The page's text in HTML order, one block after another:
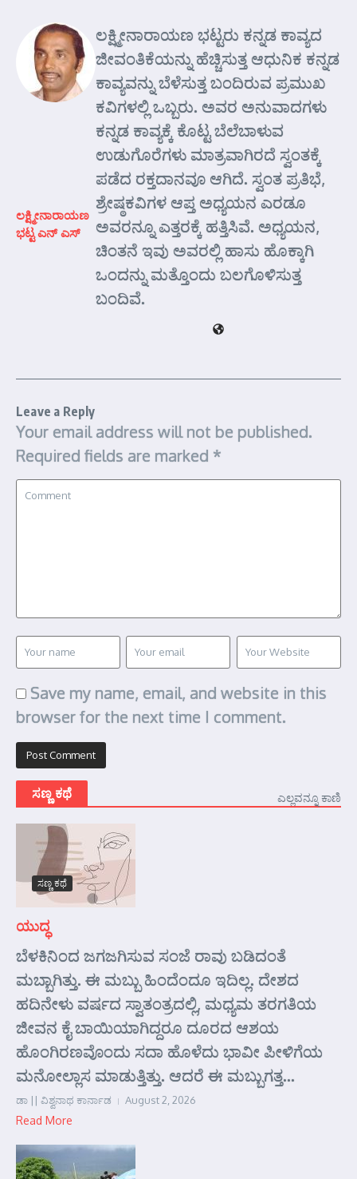
ಲಕ್ಷ್ಮೀನಾರಾಯಣ
ಭಟ್ಟ ಎನ್ ಎಸ್
ಲಕ್ಷ್ಮೀನಾರಾಯಣ ಭಟ್ಟರು ಕನ್ನಡ ಕಾವ್ಯದ
ಜೀವಂತಿಕೆಯನ್ನು ಹೆಚ್ಚಿಸುತ್ತ ಆಧುನಿಕ ಕನ್ನಡ
ಕಾವ್ಯವನ್ನು ಬೆಳೆಸುತ್ತ ಬಂದಿರುವ ಪ್ರಮುಖ
ಕವಿಗಳಲ್ಲಿ ಒಬ್ಬರು. ಅವರ ಅನುವಾದಗಳು
ಕನ್ನಡ ಕಾವ್ಯಕ್ಕೆ ಕೊಟ್ಟ ಬೆಲೆಬಾಳುವ
ಉಡುಗೊರೆಗಳು ಮಾತ್ರವಾಗಿರದೆ ಸ್ವಂತಕ್ಕೆ
ಪಡೆದ ರಕ್ತದಾನವೂ ಆಗಿದೆ. ಸ್ವಂತ ಪ್ರತಿಭೆ,
ಶ್ರೇಷ್ಠಕವಿಗಳ ಆಪ್ತ ಅಧ್ಯಯನ ಎರಡೂ
ಅವರನ್ನೂ ಎತ್ತರಕ್ಕೆ ಹತ್ತಿಸಿವೆ. ಅಧ್ಯಯನ,
ಚಿಂತನೆ ಇವು ಅವರಲ್ಲಿ ಹಾಸು ಹೊಕ್ಕಾಗಿ
ಒಂದನ್ನು ಮತ್ತೊಂದು ಬಲಗೊಳಿಸುತ್ತ
ಬಂದಿವೆ.
Leave a Reply
Your email address will not be published.
Required fields are marked *
Save my name, email, and website in this
browser for the next time I comment.
ಸಣ್ಣ ಕಥೆ ಎಲ್ಲವನ್ನೂ ಕಾಣಿ
ಸಣ್ಣ ಕಥೆ
ಯುದ್ಧ
ಬೆಳಕಿನಿಂದ ಜಗಜಗಿಸುವ ಸಂಜೆ ರಾವು ಬಡಿದಂತೆ
ಮಬ್ಬಾಗಿತ್ತು. ಈ ಮಬ್ಬು ಹಿಂದೆಂದೂ ಇದಿಲ್ಲ. ದೇಶದ
ಹದಿನೇಳು ವರ್ಷದ ಸ್ವಾತಂತ್ರದಲ್ಲಿ, ಮಧ್ಯಮ ತರಗತಿಯ
ಜೀವನ ಕೈ ಬಾಯಿಯಾಗಿದ್ದರೂ ದೂರದ ಆಶಯ
ಹೊಂಗಿರಣವೊಂದು ಸದಾ ಹೊಳೆದು ಭಾವೀ ಪೀಳಿಗೆಯ
ಮನೋಲ್ಲಾಸ ಮಾಡುತ್ತಿತ್ತು. ಆದರೆ ಈ ಮಬ್ಬುಗತ್ತ...
ಡಾ || ವಿಶ್ವನಾಥ ಕಾರ್ನಾಡ August 2, 2026
Read More